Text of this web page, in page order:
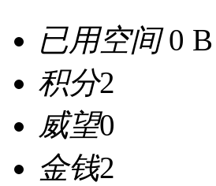
已用空间0 B
积分2
威望0
金钱2